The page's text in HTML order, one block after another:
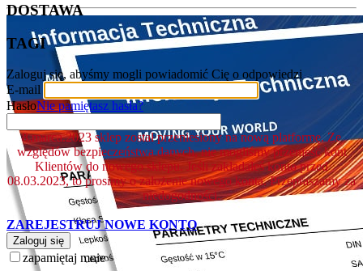
DOSTAWA
TAGI
Zaloguj się, abyśmy mogli powiadomić Cię o odpowiedzi
E-mail
HasłoNie pamiętasz hasła?
8.marca.2023 sklep został przeniesiony na nową platformę. Ze
względów bezpieczeństwa danych, nie mogliśmy przenieść kont
Klientów do nowego sklepu. Jeśli zakładałeś konto przed
08.03.2023, to prosimy o założenie nowego konta. Przepraszamy za
niedogodności.
ZAREJESTRUJ NOWE KONTO
Zaloguj się
zapamiętaj mnie